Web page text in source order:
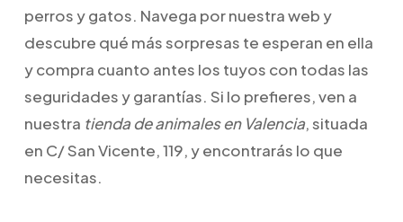
perros y gatos. Navega por nuestra web y
descubre qué más sorpresas te esperan en ella
y compra cuanto antes los tuyos con todas las
seguridades y garantías. Si lo prefieres, ven a
nuestra tienda de animales en Valencia, situada
en C/ San Vicente, 119, y encontrarás lo que
necesitas.